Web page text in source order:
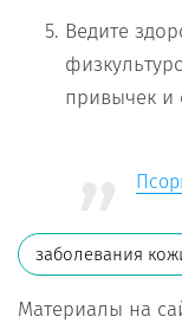
Ведите
привычек и
заболевания
Материалы на